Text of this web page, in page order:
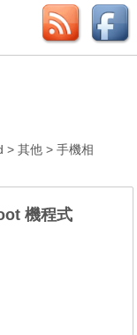
>其他 >手機相
機程式